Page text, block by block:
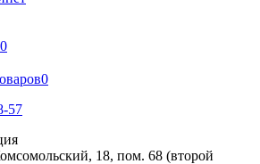
0
0
57
18, пом. 68 (второй